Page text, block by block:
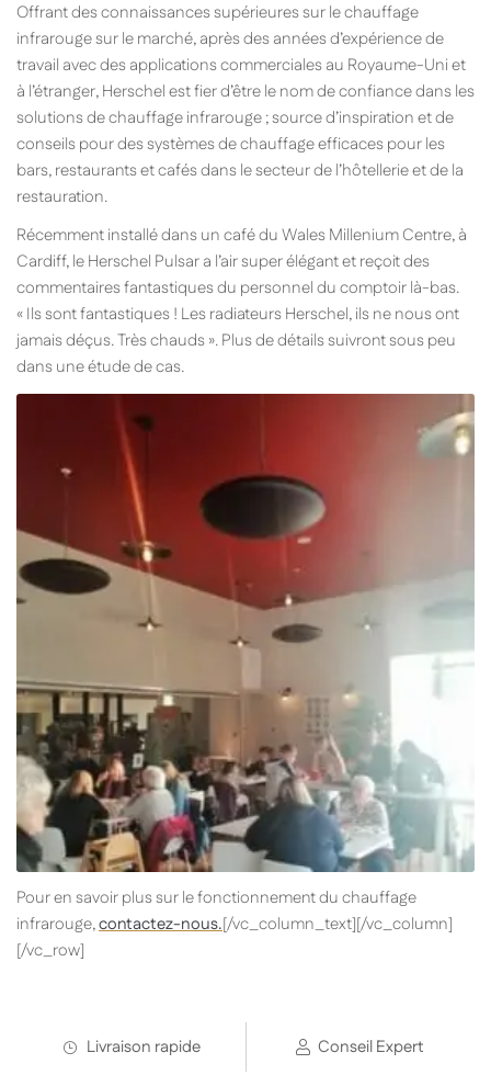
Offrant des connaissances supérieures sur le chauffage
infrarouge sur le marché, après des années d’expérience de
travail avec des applications commerciales au Royaume-Uni et
à l’étranger, Herschel est fier d’être le nom de confiance dans les
solutions de chauffage infrarouge ; source d’inspiration et de
conseils pour des systèmes de chauffage efficaces pour les
bars, restaurants et cafés dans le secteur de l’hôtellerie et de la
restauration.
Récemment installé dans un café du Wales Millenium Centre, à
Cardiff, le Herschel Pulsar a l’air super élégant et reçoit des
commentaires fantastiques du personnel du comptoir là-bas.
« Ils sont fantastiques ! Les radiateurs Herschel, ils ne nous ont
jamais déçus. Très chauds ». Plus de détails suivront sous peu
dans une étude de cas.
Pour en savoir plus sur le fonctionnement du chauffage
infrarouge,contactez-nous.[/vc_column_text][/vc_column]
[/vc_row]
Livraison rapide Conseil Expert